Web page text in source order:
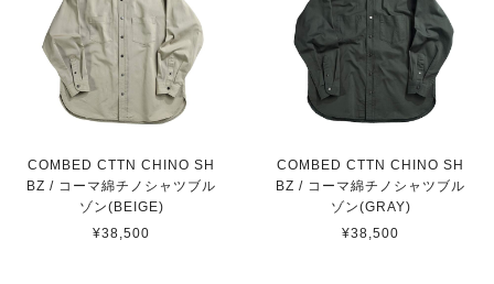
COMBED CTTN CHINO SH
BZ / コーマ綿チノシャツブル
ゾン(BEIGE)
¥38,500
COMBED CTTN CHINO SH
BZ / コーマ綿チノシャツブル
ゾン(GRAY)
¥38,500